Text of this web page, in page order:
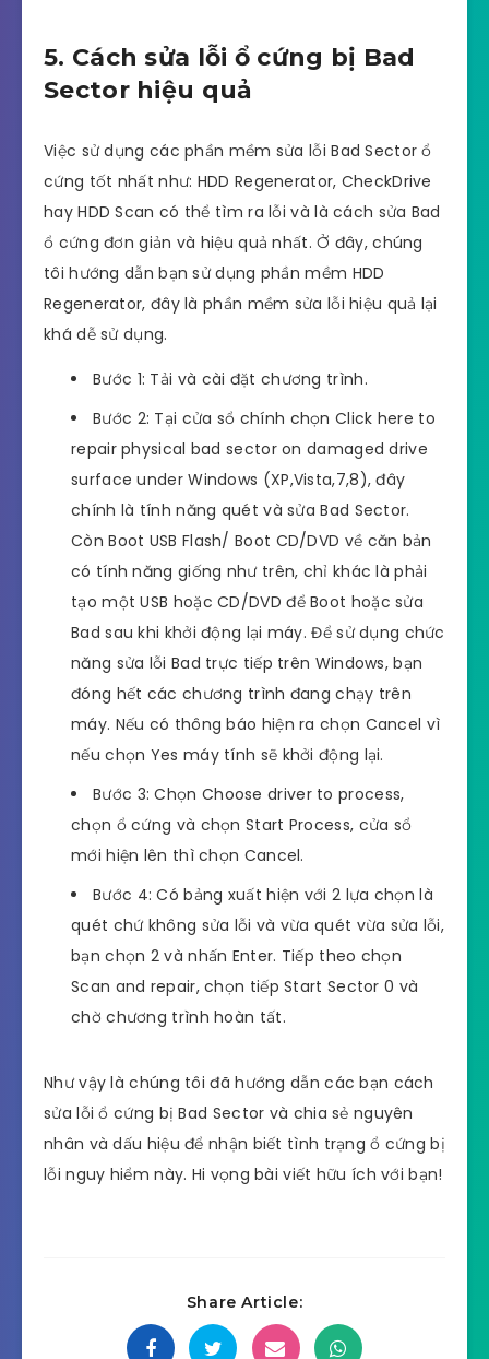
5. Cách sửa lỗi ổ cứng bị Bad
Sector hiệu quả
Việc sử dụng các phần mềm sửa lỗi Bad Sector ổ
cứng tốt nhất như: HDD Regenerator, CheckDrive
hay HDD Scan có thể tìm ra lỗi và là cách sửa Bad
ổ cứng đơn giản và hiệu quả nhất. Ở đây, chúng
tôi hướng dẫn bạn sử dụng phần mềm HDD
Regenerator, đây là phần mềm sửa lỗi hiệu quả lại
khá dễ sử dụng.
Bước 1: Tải và cài đặt chương trình.
Bước 2: Tại cửa sổ chính chọn Click here to
repair physical bad sector on damaged drive
surface under Windows (XP,Vista,7,8), đây
chính là tính năng quét và sửa Bad Sector.
Còn Boot USB Flash/ Boot CD/DVD về căn bản
có tính năng giống như trên, chỉ khác là phải
tạo một USB hoặc CD/DVD để Boot hoặc sửa
Bad sau khi khởi động lại máy. Để sử dụng chức
năng sửa lỗi Bad trực tiếp trên Windows, bạn
đóng hết các chương trình đang chạy trên
máy. Nếu có thông báo hiện ra chọn Cancel vì
nếu chọn Yes máy tính sẽ khởi động lại.
Bước 3: Chọn Choose driver to process,
chọn ổ cứng và chọn Start Process, cửa sổ
mới hiện lên thì chọn Cancel.
Bước 4: Có bảng xuất hiện với 2 lựa chọn là
quét chứ không sửa lỗi và vừa quét vừa sửa lỗi,
bạn chọn 2 và nhấn Enter. Tiếp theo chọn
Scan and repair, chọn tiếp Start Sector 0 và
chờ chương trình hoàn tất.
Như vậy là chúng tôi đã hướng dẫn các bạn cách
sửa lỗi ổ cứng bị Bad Sector và chia sẻ nguyên
nhân và dấu hiệu để nhận biết tình trạng ổ cứng bị
lỗi nguy hiểm này. Hi vọng bài viết hữu ích với bạn!
Share Article: